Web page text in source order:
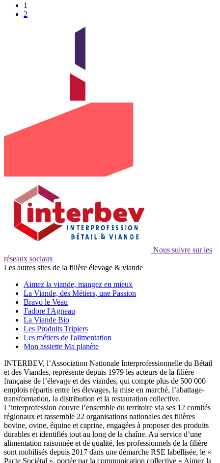
1
2
Nous suivre sur les
réseaux sociaux
Les autres sites de la filière élevage & viande
Aimez la viande, mangez en mieux
La Viande, des Métiers, une Passion
Bravo le Veau
J'adore l'Agneau
La Viande Bio
Les Produits Tripiers
Les métiers de l'alimentation
Mon assiette Ma planète
INTERBEV, l’Association Nationale Interprofessionnelle du Bétail
et des Viandes, représente depuis 1979 les acteurs de la filière
française de l’élevage et des viandes, qui compte plus de 500 000
emplois répartis entre les élevages, la mise en marché, l’abattage-
transformation, la distribution et la restauration collective.
L’interprofession couvre l’ensemble du territoire via ses 12 comités
régionaux et rassemble 22 organisations nationales des filières
bovine, ovine, équine et caprine, engagées à proposer des produits
durables et identifiés tout au long de la chaîne. Au service d’une
alimentation raisonnée et de qualité, les professionnels de la filière
sont mobilisés depuis 2017 dans une démarche RSE labellisée, le «
Pacte Sociétal », portée par la communication collective « Aimez la